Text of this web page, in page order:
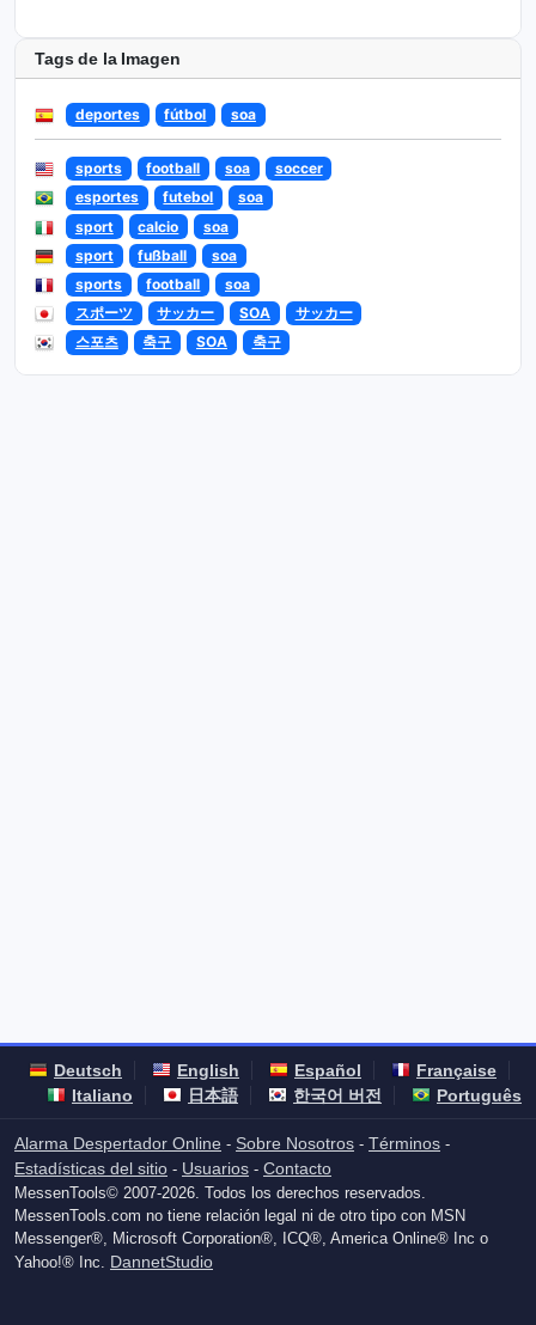
Tags de la Imagen
deportes fútbol soa
sports football soa
soccer
esportes
futebol
soa
sport
calcio
soa
sport
fußball
soa
sports
football
soa
スポーツ
サッカー SOA
サッカー
스포츠
축구 SOA 축구
Deutsch English Español
Française
Italiano
日本語 한국어 버전 Português
Alarma Despertador Online - Sobre Nosotros - Términos -
Estadísticas del sitio - Usuarios - Contacto
MessenTools© 2007-2026. Todos los derechos reservados.
MessenTools.com no tiene relación legal ni de otro tipo con MSN
Messenger®, Microsoft Corporation®, ICQ®, America Online® Inc o
Yahoo!® Inc. DannetStudio